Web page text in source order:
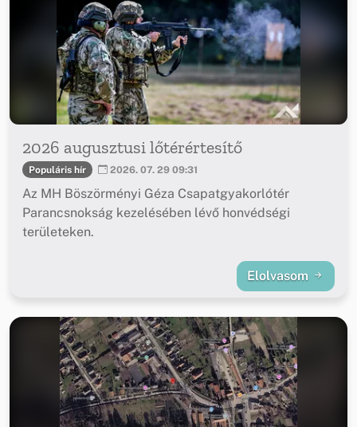
2026 augusztusi lőtérértesítő
Populáris hír 2026. 07. 29 09:31
Az MH Böszörményi Géza Csapatgyakorlótér
Parancsnokság kezelésében lévő honvédségi
területeken.
Elolvasom